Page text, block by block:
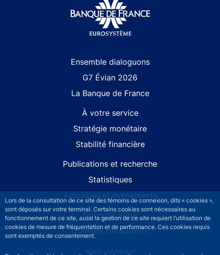
Lors de la consultation de ce site des témoins de connexion, dits « cookies »,
sont déposés sur votre terminal. Certains cookies sont nécessaires au
fonctionnement de ce site, aussi la gestion de ce site requiert l’utilisation de
cookies de mesure de fréquentation et de performance. Ces cookies requis
sont exemptés de consentement.
Ensemble dialoguons
G7 Évian 2026
La Banque de France
À votre service
Stratégie monétaire
Stabilité financière
Publications et recherche
Statistiques
Actualités et événements
Nous rejoindre
Comités consultatifs
Footer secondary menuNous contacter